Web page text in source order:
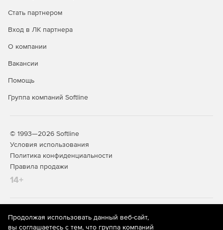
Стать партнером
Вход в ЛК партнера
О компании
Вакансии
Помощь
Группа компаний Softline
© 1993—2026 Softline
Условия использования
Политика конфиденциальности
Правила продажи
14+
На информационном ресурсе store.softline.ru применяются
рекомендательные технологии
(информационные технологии
Продолжая использовать данный веб-сайт,
вы соглашаетесь с тем, что группа компаний